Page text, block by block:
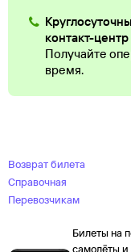
контакт-центр
Получайте
время.
Возврат билета
Справочная
Перевозчикам
Билеты на
самолёты и